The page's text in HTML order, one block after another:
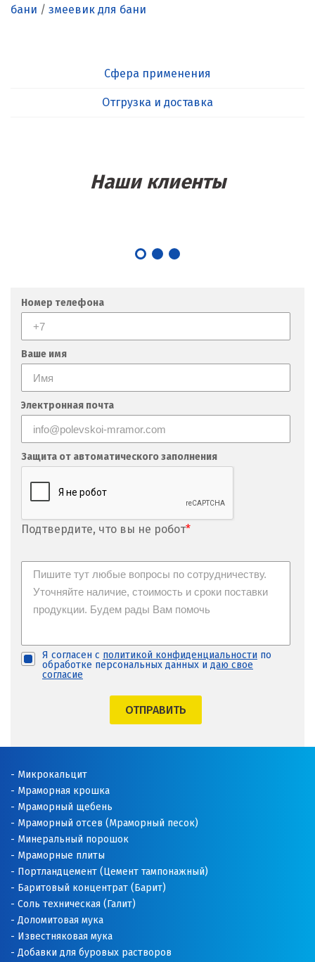
бани / змеевик для бани
Сфера применения
Отгрузка и доставка
Наши клиенты
Номер телефона
Ваше имя
Электронная почта
Защита от автоматического заполнения
Подтвердите, что вы не робот*
Я согласен с политикой конфиденциальности по
обработке персональных данных и даю свое
согласие
ОТПРАВИТЬ
Микрокальцит
Мраморная крошка
Мраморный щебень
Мраморный отсев (Мраморный песок)
Минеральный порошок
Мраморные плиты
Портландцемент (Цемент тампонажный)
Баритовый концентрат (Барит)
Соль техническая (Галит)
Доломитовая мука
Известняковая мука
Добавки для буровых растворов